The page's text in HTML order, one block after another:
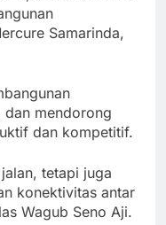
Samarinda,
dan mendorong
dan kompetitif.
tetapi juga
konektivitas antar
Wagub Seno Aji.